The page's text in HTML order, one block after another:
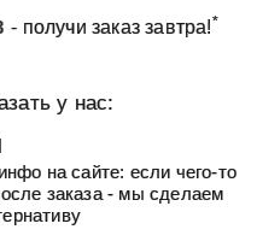
- получи заказ завтра!*
у нас:
на сайте: если чего-то
заказа - мы сделаем